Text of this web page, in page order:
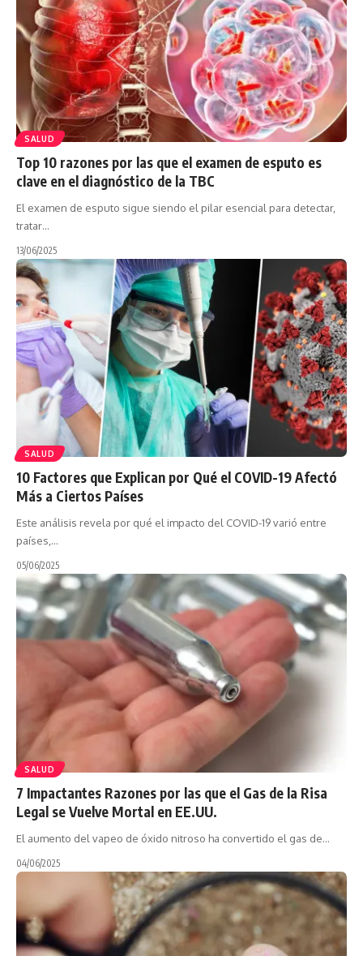
SALUD
Top 10 razones por las que el examen de esputo es
clave en el diagnóstico de la TBC
El examen de esputo sigue siendo el pilar esencial para detectar,
tratar…
13/06/2025
SALUD
10 Factores que Explican por Qué el COVID-19 Afectó
Más a Ciertos Países
Este análisis revela por qué el impacto del COVID-19 varió entre
países,…
05/06/2025
SALUD
7 Impactantes Razones por las que el Gas de la Risa
Legal se Vuelve Mortal en EE.UU.
El aumento del vapeo de óxido nitroso ha convertido el gas de…
04/06/2025